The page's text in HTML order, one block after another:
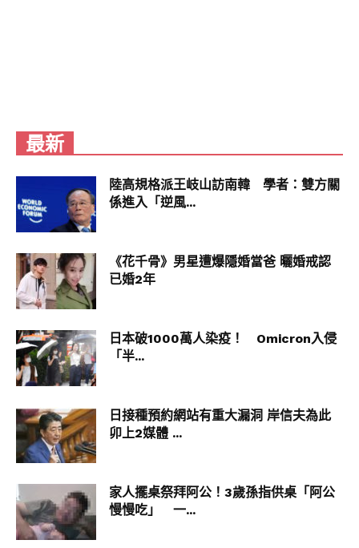
最新
陸高規格派王岐山訪南韓 學者：雙方關
係進入「逆風...
《花千骨》男星遭爆隱婚當爸 曬婚戒認
已婚2年
日本破1000萬人染疫！ Omicron入侵
「半...
日接種預約網站有重大漏洞 岸信夫為此
卯上2媒體 ...
家人擺桌祭拜阿公！3歲孫指供桌「阿公
慢慢吃」 一...